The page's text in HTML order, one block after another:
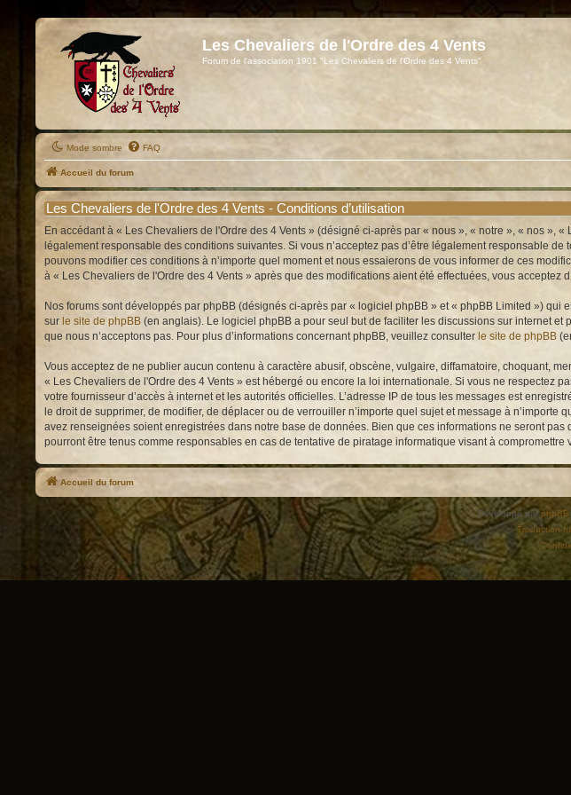
Les Chevaliers de l'Ordre des 4 Vents
Forum de l'association 1901 "Les Chevaliers de l'Ordre des 4 Vents"
Mode sombre FAQ
Accueil du forum
Les Chevaliers de l'Ordre des 4 Vents - Conditions d’utilisation
En accédant à « Les Chevaliers de l'Ordre des 4 Vents » (désigné ci-après par « nous », « notre », « nos »,
légalement responsable des conditions suivantes. Si vous n’acceptez pas d’être légalement responsable
pouvons modifier ces conditions à n’importe quel moment et nous essaierons de vous informer de ces
à « Les Chevaliers de l'Ordre des 4 Vents » après que des modifications aient été effectuées, vous acceptez
Nos forums sont développés par phpBB (désignés ci-après par « logiciel phpBB » et « phpBB Limited ») qui
sur le site de phpBB (en anglais). Le logiciel phpBB a pour seul but de faciliter les discussions sur internet
que nous n’acceptons pas. Pour plus d’informations concernant phpBB, veuillez consulter le site de phpBB
Vous acceptez de ne publier aucun contenu à caractère abusif, obscène, vulgaire, diffamatoire, choquant,
« Les Chevaliers de l'Ordre des 4 Vents » est hébergé ou encore la loi internationale. Si vous ne respectez
votre fournisseur d’accès à internet et les autorités officielles. L’adresse IP de tous les messages est
le droit de supprimer, de modifier, de déplacer ou de verrouiller n’importe quel sujet et message à
avez renseignées soient enregistrées dans notre base de données. Bien que ces informations ne seront
pourront être tenus comme responsables en cas de tentative de piratage informatique visant à compromettre
Accueil du forum
Développé parphpBB
Traduction